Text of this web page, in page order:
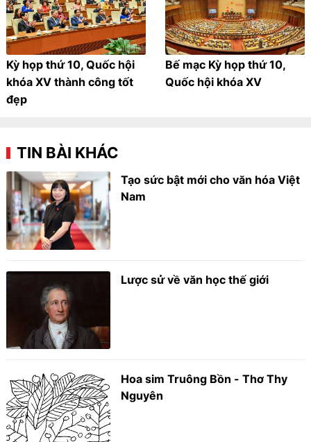
Kỳ họp thứ 10, Quốc hội
khóa XV thành công tốt
đẹp
Bế mạc Kỳ họp thứ 10,
Quốc hội khóa XV
TIN BÀI KHÁC
Tạo sức bật mới cho văn hóa Việt
Nam
Lược sử về văn học thế giới
Hoa sim Truông Bồn - Thơ Thy
Nguyên